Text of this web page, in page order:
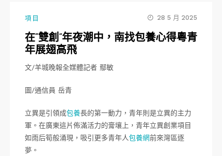
項目 28 5 月 2025
在“雙創”年夜潮中，南找包養心得粵青
年展翅高飛
文/羊城晚報全媒體記者 鄢敏
圖/通信員 岳青
立異是引領成包養長的第一動力，青年則是立異的主力
軍。在廣東這片佈滿活力的膏壤上，青年立異創業項目
如雨后筍般涌現，吸引更多青年人包養網前來灣區逐
夢。